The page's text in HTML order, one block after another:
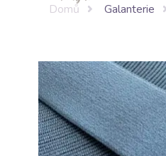
Domů Galanterie